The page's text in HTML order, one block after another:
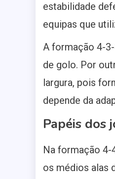
estabilidade
equipas que
A formação 4-
de golo. Por
largura, pois
depende da
Papéis dos
Na formação 4-
os médios alas